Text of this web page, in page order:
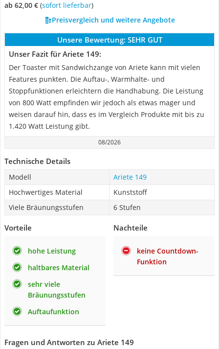
ab 62,00 € ( Sofort lieferbar)
Preisvergleich und weitere Angebote
Unsere Bewertung: SEHR GUT
Unser Fazit für Ariete 149:
Der Toaster mit Sandwichzange von Ariete kann mit vielen
Features punkten. Die Auftau-, Warmhalte- und
Stoppfunktionen erleichtern die Handhabung. Die Leistung
von 800 Watt empfinden wir jedoch als etwas mager und
weisen darauf hin, dass es im Vergleich Produkte mit bis zu
1.420 Watt Leistung gibt.
08/2026
Technische Details
Modell
Ariete 149
Hochwertiges Material
Kunststoff
Viele Bräunungsstufen
6 Stufen
Vorteile
hohe Leistung
haltbares Material
sehr viele
Bräunungsstufen
Auftaufunktion
Nachteile
keine Countdown-
Funktion
Fragen und Antworten zu Ariete 149